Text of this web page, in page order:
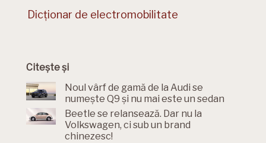
Dicționar de electromobilitate
Citește și
Noul vârf de gamă de la Audi se
numește Q9 și nu mai este un sedan
Beetle se relansează. Dar nu la
Volkswagen, ci sub un brand
chinezesc!